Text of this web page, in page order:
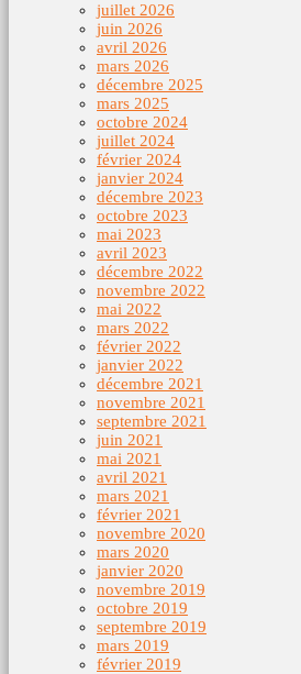
juillet 2026
juin 2026
avril 2026
mars 2026
décembre 2025
mars 2025
octobre 2024
juillet 2024
février 2024
janvier 2024
décembre 2023
octobre 2023
mai 2023
avril 2023
décembre 2022
novembre 2022
mai 2022
mars 2022
février 2022
janvier 2022
décembre 2021
novembre 2021
septembre 2021
juin 2021
mai 2021
avril 2021
mars 2021
février 2021
novembre 2020
mars 2020
janvier 2020
novembre 2019
octobre 2019
septembre 2019
mars 2019
février 2019